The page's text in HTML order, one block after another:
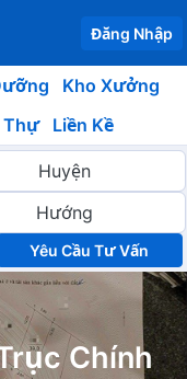
Đăng Nhập
Kho Xưởng
Thự Liền Kề
Yêu Cầu Tư Vấn
Chính